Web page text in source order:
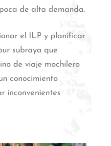
de alta demanda.
el ILP y planificar
subraya que
de viaje mochilero
conocimiento
inconvenientes